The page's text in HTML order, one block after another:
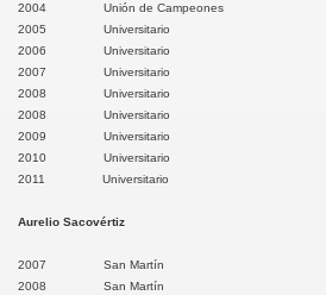
2004 Unión de Campeones
2005 Universitario
2006 Universitario
2007 Universitario
2008 Universitario
2008 Universitario
2009 Universitario
2010 Universitario
2011 Universitario
Aurelio Sacovértiz
2007 San Martín
2008 San Martín
Fajardo
del Sara Sara